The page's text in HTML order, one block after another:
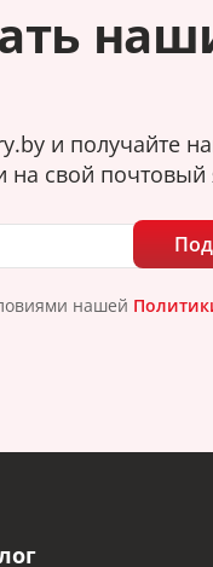
и получайте
на свой
нашей